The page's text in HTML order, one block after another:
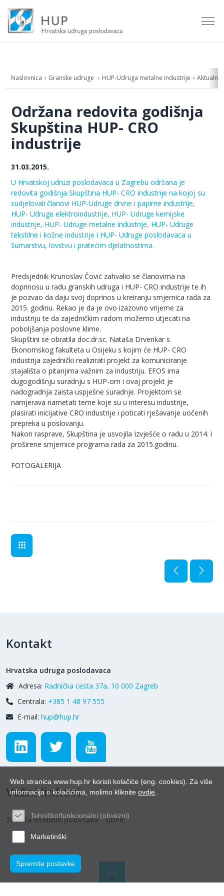
Naslovnica Granske udruge HUP-Udruga metalne industrije Aktualno
Održana redovita godišnja
Skupština HUP- CRO
industrije
31.03.2015.
U Hrvatskoj udruzi poslodavaca u Zagrebu održana je
redovita godišnja Skupština HUP- CRO industrije na kojoj su
sudjelovali članovi HUP-Udruge drvne i papirne industrije,
HUP- Udruge elektroindustrije, HUP- Udruge kemijske
industrije, HUP- Udruge metalne industrije, HUP- Udruge
tekstilne i kožne industrije i HUP- Udruge poslodavaca u
šumarstvu, lovstvu i pratećim djelatnostima.
Predsjednik Krunoslav Čović zahvalio se članovima na
doprinosu u radu granskih udruga i HUP- CRO industrije te ih
je pozvao da daju svoj doprinos u kreiranju smjernica rada za
2015. godinu. Rekao je da je ovo izazovno vrijeme za
industriju te da zajedničkim radom možemo utjecati na
poboljšanja poslovne klime.
Skupštini se obratila doc.dr.sc. Nataša Drvenkar s
Ekonomskog fakulteta u Osijeku s kojim će HUP- CRO
industrija zajednički realizirati projekt za komuniciranje
stajališta o pitanjima važnim za industriju. EFOS ima
dugogodišnju suradnju s HUP-om i ovaj projekt je
nadogradnja zaista uspješne suradnje. Projektom se
namjerava nametati teme koje su u interesu industrije,
plasirati inicijative CRO industrije i poticati rješavanje uočenih
prepreka u poslovanju.
Nakon rasprave, Skupština je usvojila Izvješće o radu u 2014. i
proširene smjernice programa rada za 2015.godinu.
FOTOGALERIJA
Kontakt
Hrvatska udruga poslodavaca
Adresa: Radnička cesta 37a, 10 000 Zagreb
Centrala: +385 1 48 97 555
E-mail: hup@hup.hr
Važni linkovi
Zaštita osobnih podataka - GDPR
Web stranica www.hup.hr koristi kolačiće (eng. cookies). Za više
informacija o kolačićima, molimo kliknite ovdje
Tehničko/funkcionalni (obvezni)
Marketinški
Spremite postavke